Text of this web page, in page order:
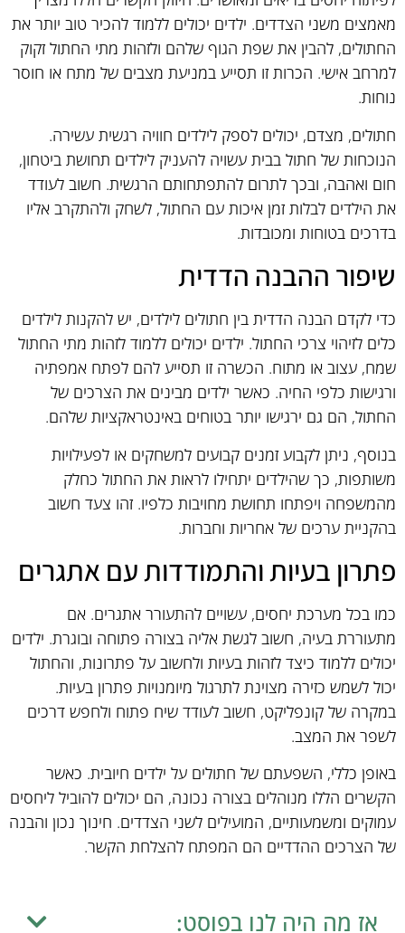
מאמצים משני הצדדים. ילדים יכולים ללמוד להכיר טוב יותר את
החתולים, להבין את שפת הגוף שלהם ולזהות מתי החתול זקוק
למרחב אישי. הכרות זו תסייע במניעת מצבים של מתח או חוסר
נוחות.
חתולים, מצדם, יכולים לספק לילדים חוויה רגשית עשירה.
הנוכחות של חתול בבית עשויה להעניק לילדים תחושת ביטחון,
חום ואהבה, ובכך לתרום להתפתחותם הרגשית. חשוב לעודד
את הילדים לבלות זמן איכות עם החתול, לשחק ולהתקרב אליו
בדרכים בטוחות ומכובדות.
שיפור ההבנה הדדית
כדי לקדם הבנה הדדית בין חתולים לילדים, יש להקנות לילדים
כלים לזיהוי צרכי החתול. ילדים יכולים ללמוד לזהות מתי החתול
שמח, עצוב או מתוח. הכשרה זו תסייע להם לפתח אמפתיה
ורגישות כלפי החיה. כאשר ילדים מבינים את הצרכים של
החתול, הם גם ירגישו יותר בטוחים באינטראקציות שלהם.
בנוסף, ניתן לקבוע זמנים קבועים למשחקים או לפעילויות
משותפות, כך שהילדים יתחילו לראות את החתול כחלק
מהמשפחה ויפתחו תחושת מחויבות כלפיו. זהו צעד חשוב
בהקניית ערכים של אחריות וחברות.
פתרון בעיות והתמודדות עם אתגרים
כמו בכל מערכת יחסים, עשויים להתעורר אתגרים. אם
מתעוררת בעיה, חשוב לגשת אליה בצורה פתוחה ובוגרת. ילדים
יכולים ללמוד כיצד לזהות בעיות ולחשוב על פתרונות, והחתול
יכול לשמש כזירה מצוינת לתרגול מיומנויות פתרון בעיות.
במקרה של קונפליקט, חשוב לעודד שיח פתוח ולחפש דרכים
לשפר את המצב.
באופן כללי, השפעתם של חתולים על ילדים חיובית. כאשר
הקשרים הללו מנוהלים בצורה נכונה, הם יכולים להוביל ליחסים
עמוקים ומשמעותיים, המועילים לשני הצדדים. חינוך נכון והבנה
של הצרכים ההדדיים הם המפתח להצלחת הקשר.
אז מה היה לנו בפוסט: